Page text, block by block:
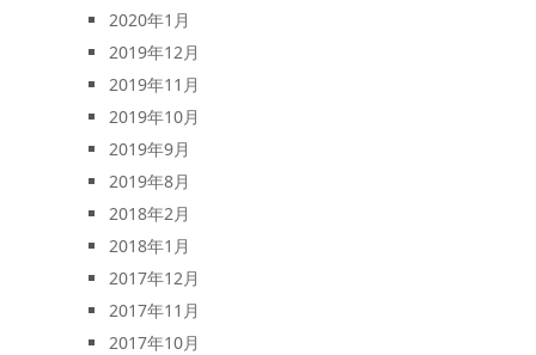
2020年1月
2019年12月
2019年11月
2019年10月
2019年9月
2019年8月
2018年2月
2018年1月
2017年12月
2017年11月
2017年10月